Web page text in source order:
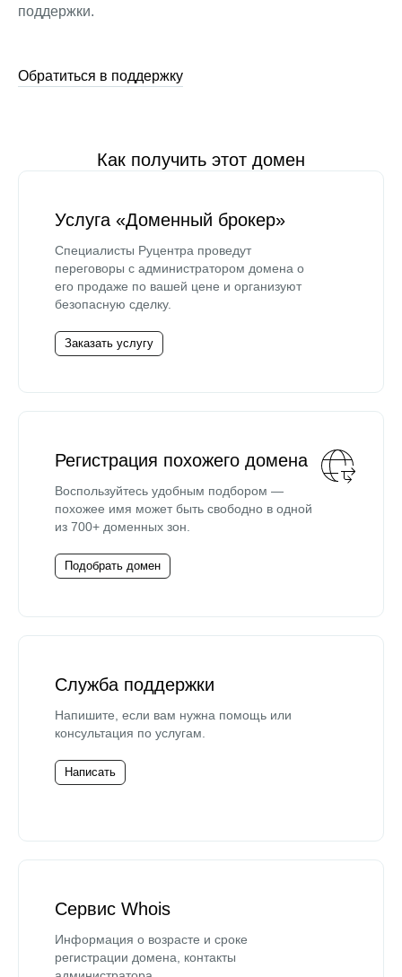
поддержки.
Обратиться в поддержку
Как получить этот домен
Услуга «Доменный брокер»
Специалисты Руцентра проведут
переговоры с администратором домена о
его продаже по вашей цене и организуют
безопасную сделку.
Заказать услугу
Регистрация похожего домена
Воспользуйтесь удобным подбором —
похожее имя может быть свободно в одной
из 700+ доменных зон.
Подобрать домен
Служба поддержки
Напишите, если вам нужна помощь или
консультация по услугам.
Написать
Сервис Whois
Информация о возрасте и сроке
регистрации домена, контакты